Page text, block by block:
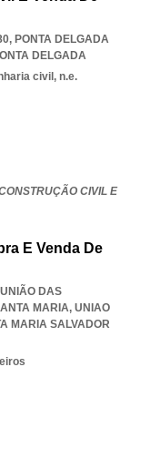
, PONTA DELGADA
DELGADA
civil, n.e.
CIVIL E
E Venda De
DAS
MARIA, UNIAO
MARIA SALVADOR